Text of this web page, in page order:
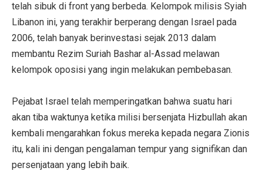
telah sibuk di front yang berbeda. Kelompok milisis Syiah
Libanon ini, yang terakhir berperang dengan Israel pada
2006, telah banyak berinvestasi sejak 2013 dalam
membantu Rezim Suriah Bashar al-Assad melawan
kelompok oposisi yang ingin melakukan pembebasan.
Pejabat Israel telah memperingatkan bahwa suatu hari
akan tiba waktunya ketika milisi bersenjata Hizbullah akan
kembali mengarahkan fokus mereka kepada negara Zionis
itu, kali ini dengan pengalaman tempur yang signifikan dan
persenjataan yang lebih baik.